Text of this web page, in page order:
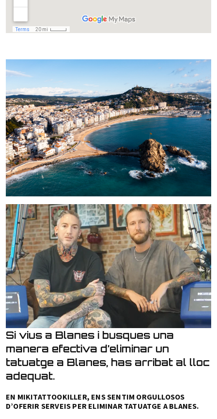
Si vius a Blanes i busques una
manera efectiva d’eliminar un
tatuatge a Blanes, has arribat al lloc
adequat.
EN MIKITATTOOKILLER, ENS SENTIM ORGULLOSOS
D’OFERIR SERVEIS PER ELIMINAR TATUATGE A BLANES.